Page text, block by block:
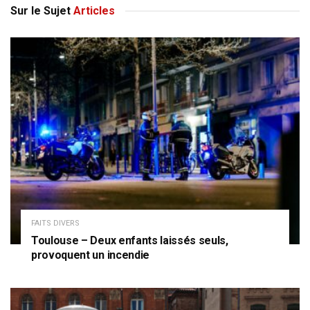
Sur le Sujet Articles
FAITS DIVERS
Toulouse – Deux enfants laissés seuls,
provoquent un incendie